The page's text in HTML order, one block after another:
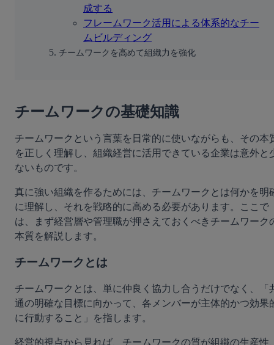
成する
フレームワーク活用による体系的なチー
ムビルディング
チームワークを高めて組織力を強化
チームワークの基礎知識
チームワークという言葉を日常的に使いながらも、その本
を正しく理解し、組織経営に活用できている企業は意外と
ないものです。
真に強い組織を作るためには、チームワークとは何かを明
に理解し、それを戦略的に高める必要があります。ここで
は、まず経営層や管理職が押さえておくべきチームワーク
本質を解説します。
チームワークとは
チームワークとは、単に仲良く協力し合うだけでなく、「
通の明確な目標に向かって、各メンバーが主体的かつ効果
に行動すること」を指します。
経営的視点から見れば、チームワークの質が組織の生産性